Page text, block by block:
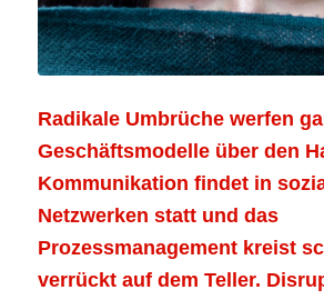
Radikale Umbrüche werfen
Geschäftsmodelle über den
Kommunikation findet in
Netzwerken statt und das
Prozessmanagement kreist
verrückt auf dem Teller.